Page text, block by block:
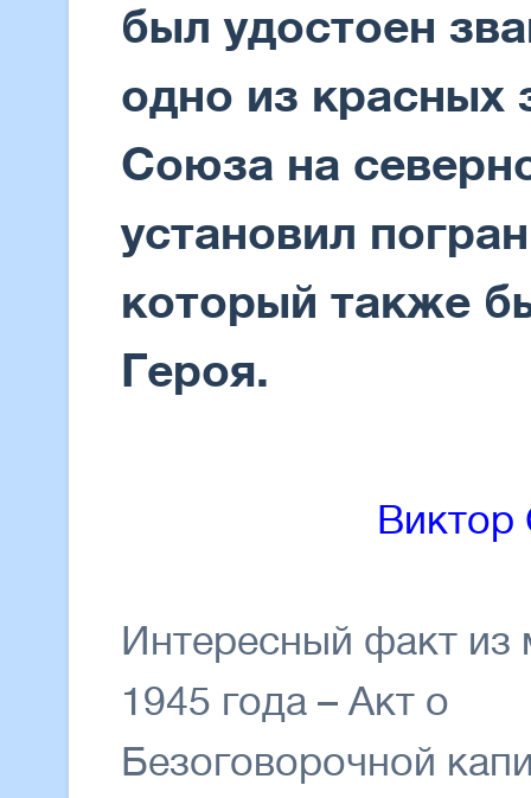
был удостоен
одно из красных
Союза на
установил
который также
Героя.
Виктор
Интересный факт из
1945 года – Акт о
Безоговорочной